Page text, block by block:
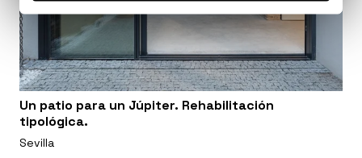
Un patio para un Júpiter. Rehabilitación
tipológica.
Sevilla